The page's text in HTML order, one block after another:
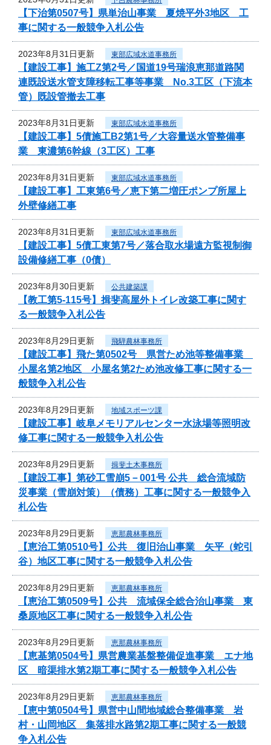
【下治第0507号】県単治山事業 夏焼平外3地区 工
事に関する一般競争入札公告
2023年8月31日更新 東部広域水道事務所
【建設工事】施工Z第2号／国道19号瑞浪恵那道路関
連既設送水管支障移転工事等事業 No.3工区（下流本
管）既設管撤去工事
2023年8月31日更新 東部広域水道事務所
【建設工事】5債施工B2第1号／大容量送水管整備事
業 東濃第6幹線（3工区）工事
2023年8月31日更新 東部広域水道事務所
【建設工事】工東第6号／恵下第二増圧ポンプ所屋上
外壁修繕工事
2023年8月31日更新 東部広域水道事務所
【建設工事】5債工東第7号／落合取水場遠方監視制御
設備修繕工事（0債）
2023年8月30日更新 公共建築課
【教工第5-115号】揖斐高屋外トイレ改築工事に関す
る一般競争入札公告
2023年8月29日更新 飛騨農林事務所
【建設工事】飛た第0502号 県営ため池等整備事業
小屋名第2地区 小屋名第2ため池改修工事に関する一
般競争入札公告
2023年8月29日更新 地域スポーツ課
【建設工事】岐阜メモリアルセンター水泳場等照明改
修工事に関する一般競争入札公告
2023年8月29日更新 揖斐土木事務所
【建設工事】第砂工雪崩5－001号 公共 総合流域防
災事業（雪崩対策）（債務）工事に関する一般競争入
札公告
2023年8月29日更新 恵那農林事務所
【恵治工第0510号】公共 復旧治山事業 矢平（蛇引
谷）地区工事に関する一般競争入札公告
2023年8月29日更新 恵那農林事務所
【恵治工第0509号】公共 流域保全総合治山事業 東
桑原地区工事に関する一般競争入札公告
2023年8月29日更新 恵那農林事務所
【恵基第0504号】県営農業基盤整備促進事業 エナ地
区 暗渠排水第2期工事に関する一般競争入札公告
2023年8月29日更新 恵那農林事務所
【恵中第0504号】県営中山間地域総合整備事業 岩
村・山岡地区 集落排水路第2期工事に関する一般競
争入札公告